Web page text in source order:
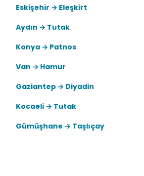
Eskişehir → Eleşkirt
Aydın → Tutak
Konya → Patnos
Van → Hamur
Gaziantep → Diyadin
Kocaeli → Tutak
Gümüşhane → Taşlıçay